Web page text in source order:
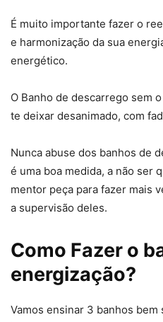
É muito importante fazer o
e harmonização da sua
energético.
O Banho de descarrego sem
te deixar desanimado, com
Nunca abuse dos banhos de
é uma boa medida, a não ser
mentor peça para fazer mais
a supervisão deles.
Como Fazer o
energização?
Vamos ensinar 3 banhos